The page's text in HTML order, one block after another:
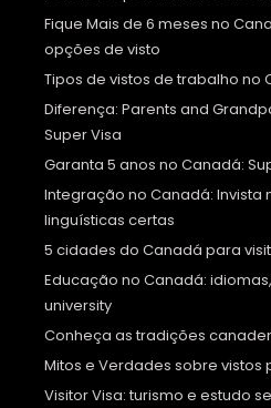
Fique Mais de 6 meses no
opções de visto
Tipos de vistos de trabalho no
Diferença: Parents and
Super Visa
Garanta 5 anos no Canadá:
Integração no Canadá: Invista
linguísticas certas
5 cidades do Canadá para
Educação no Canadá:
university
Conheça as tradições
Mitos e Verdades sobre vistos
Visitor Visa: turismo e estudo